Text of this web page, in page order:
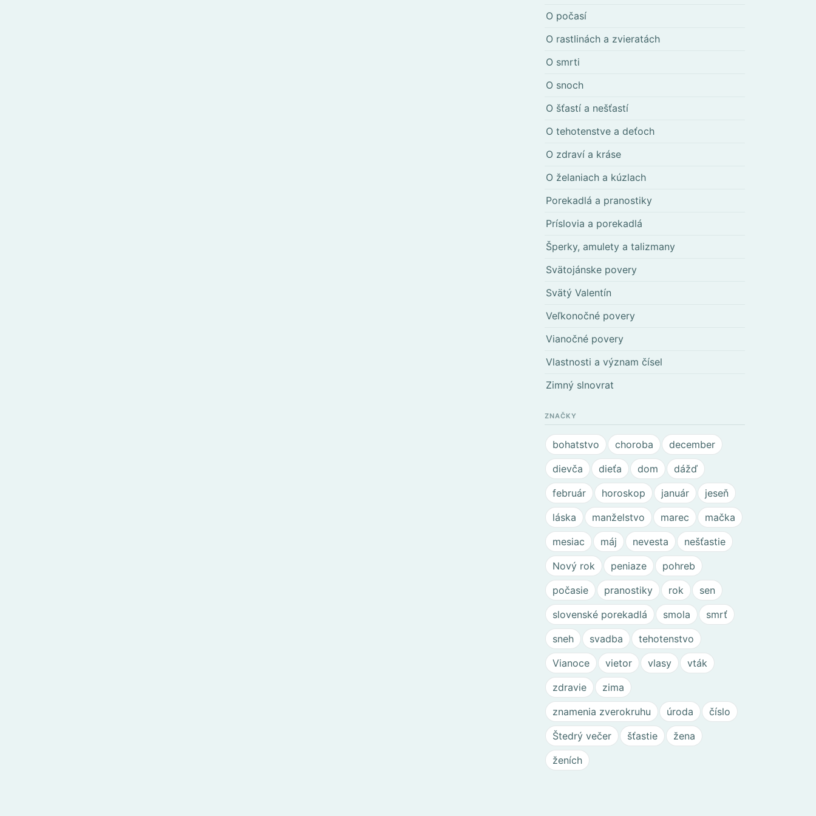
O počasí
O rastlinách a zvieratách
O smrti
O snoch
O šťastí a nešťastí
O tehotenstve a deťoch
O zdraví a kráse
O želaniach a kúzlach
Porekadlá a pranostiky
Príslovia a porekadlá
Šperky, amulety a talizmany
Svätojánske povery
Svätý Valentín
Veľkonočné povery
Vianočné povery
Vlastnosti a význam čísel
Zimný slnovrat
ZNAČKY
bohatstvo choroba
december
dievča
dieťa dom
dážď
február
horoskop január
jeseň
láska
manželstvo marec
mačka
mesiac
máj nevesta
nešťastie
Nový rok
peniaze
pohreb
počasie
pranostiky rok
sen
slovenské porekadlá
smola
smrť
sneh
svadba
tehotenstvo
Vianoce
vietor vlasy
vták
zdravie
zima
znamenia zverokruhu
úroda
číslo
Štedrý večer
šťastie
žena
ženích